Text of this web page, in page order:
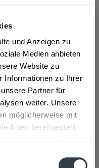
und Anzeigen zu
Medien anbieten
Website zu
Informationen zu Ihrer
Partner für
weiter. Unsere
möglicherweise mit
ihnen bereitgestellt